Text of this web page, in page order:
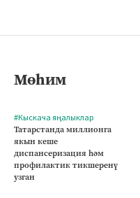
Мөһим
#Кыскача яңалыклар
Татарстанда миллионга
якын кеше
диспансеризация һәм
профилактик тикшеренү
узган